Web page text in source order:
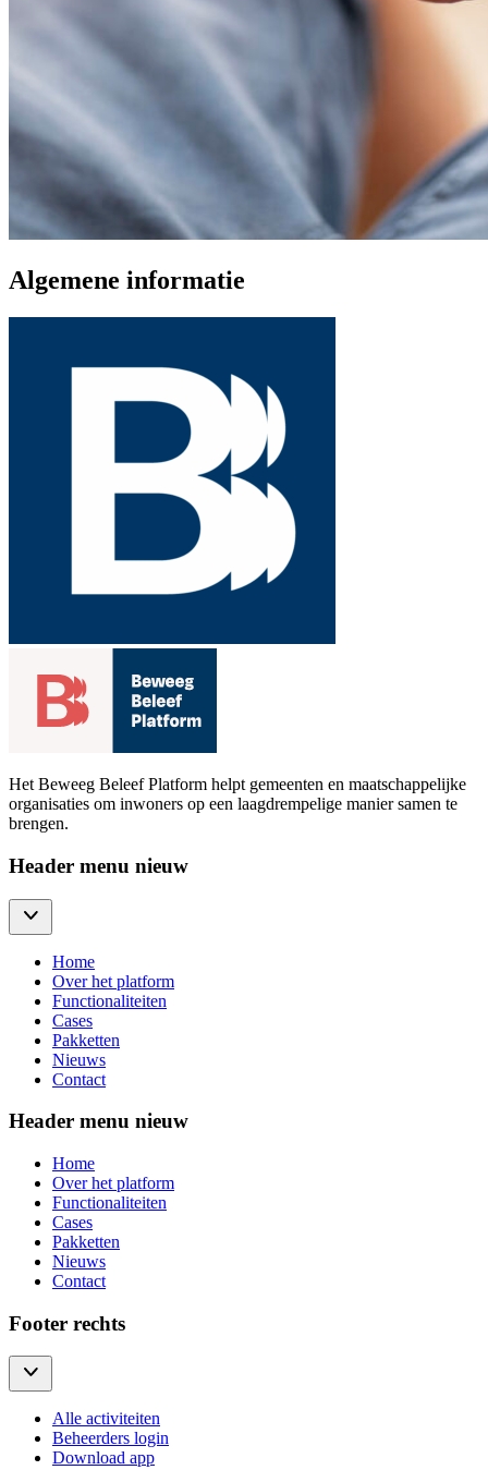
Algemene informatie
Het Beweeg Beleef Platform helpt gemeenten en maatschappelijke
organisaties om inwoners op een laagdrempelige manier samen te
brengen.
Header menu nieuw
Home
Over het platform
Functionaliteiten
Cases
Pakketten
Nieuws
Contact
Header menu nieuw
Home
Over het platform
Functionaliteiten
Cases
Pakketten
Nieuws
Contact
Footer rechts
Alle activiteiten
Beheerders login
Download app